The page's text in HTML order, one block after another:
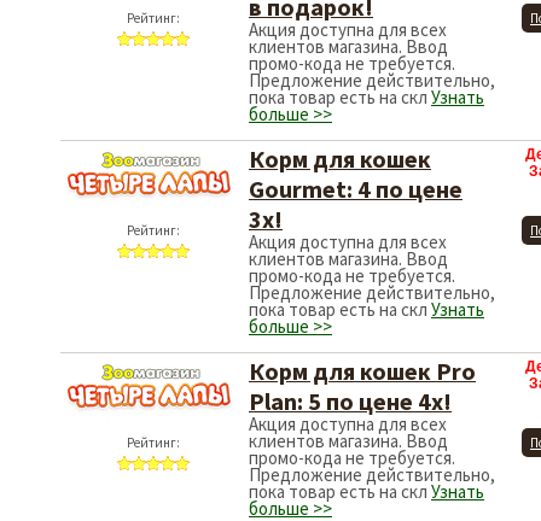
Рейтинг:
в подарок!
Акция доступна для всех
клиентов магазина. Ввод
промо-кода не требуется.
Предложение действительно,
пока товар есть на скл Узнать
больше >>
Рейтинг:
Корм для кошек
Gourmet: 4 по цене
3х!
Акция доступна для всех
клиентов магазина. Ввод
промо-кода не требуется.
Предложение действительно,
пока товар есть на скл Узнать
больше >>
Рейтинг:
Корм для кошек Pro
Plan: 5 по цене 4х!
Акция доступна для всех
клиентов магазина. Ввод
промо-кода не требуется.
Предложение действительно,
пока товар есть на скл Узнать
больше >>